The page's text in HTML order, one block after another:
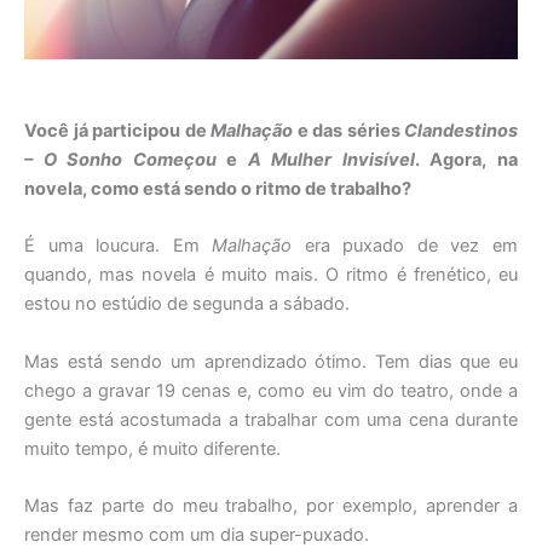
Você já participou de Malhação e das séries Clandestinos
– O Sonho Começoue A Mulher Invisível. Agora, na
novela, como está sendo o ritmo de trabalho?
É uma loucura. EmMalhação era puxado de vez em
quando, mas novela é muito mais. O ritmo é frenético, eu
estou no estúdio de segunda a sábado.
Mas está sendo um aprendizado ótimo. Tem dias que eu
chego a gravar 19 cenas e, como eu vim do teatro, onde a
gente está acostumada a trabalhar com uma cena durante
muito tempo, é muito diferente.
Mas faz parte do meu trabalho, por exemplo, aprender a
render mesmo com um dia super-puxado.